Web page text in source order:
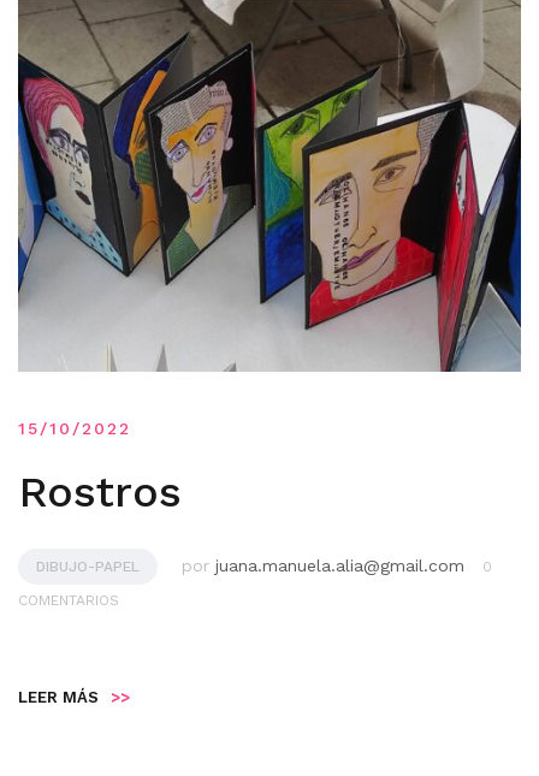
15/10/2022
Rostros
DIBUJO-PAPEL por juana.manuela.alia@gmail.com
0
COMENTARIOS
LEER MÁS >>